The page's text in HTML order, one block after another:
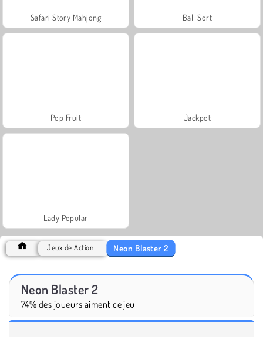
Safari Story Mahjong Ball Sort
Pop Fruit Jackpot
Lady Popular
Jeux de Action Neon Blaster 2
Neon Blaster 2
74% des joueurs aiment ce jeu